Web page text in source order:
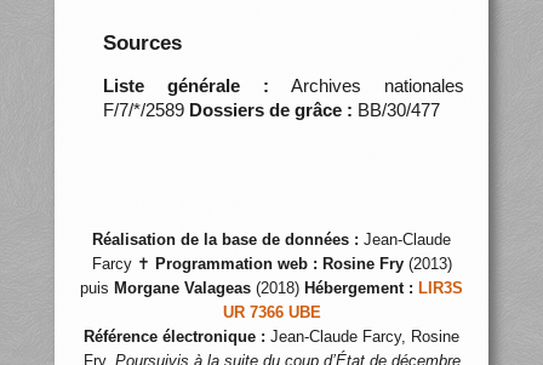
Sources
Liste générale : Archives nationales
F/7/*/2589 Dossiers de grâce : BB/30/477
Réalisation de la base de données : Jean-Claude
Farcy ✝ Programmation web : Rosine Fry(2013)
puis Morgane Valageas (2018) Hébergement : LIR3S
UR 7366 UBE
Référence électronique : Jean-Claude Farcy, Rosine
Fry, Poursuivis à la suite du coup d’État de décembre